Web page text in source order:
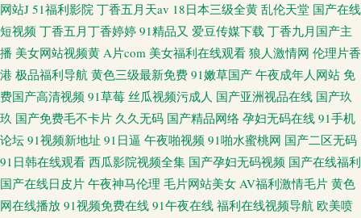
网站J 51福利影院 丁香五月天av 18日本三级全黄 乱伦天堂 国产在线
短视频 丁香五月丁香婷婷 91精品又 爱豆传媒下载 丁香九月国产主
播 美女网站视频黄 A片com 美女福利在线观看 狼人激情网 伦理片香
港 极品福利导航 黄色三级最新免费 91嫩草国产 午夜成年人网站 免
费国产高清视频 91草莓 丝瓜视频污成人 国产亚洲视品在线 国产玖
玖 国产免费毛不卡片 久久无码 国产精品网络 孕妇无码在线 91手机
论坛 91视频新地址 91日逼 午夜啪视频 91啪水蜜桃网 国产二区无码
91日韩在线观看 西瓜影院视频全集 国产孕妇无码视频 国产在线福利
国产在线日皮片 午夜神马伦理 毛片网站美女 AV福利激情毛片 黄色
网在线播放 91视频免费在线 91午夜在线 福利在线视频导航 欧美喷